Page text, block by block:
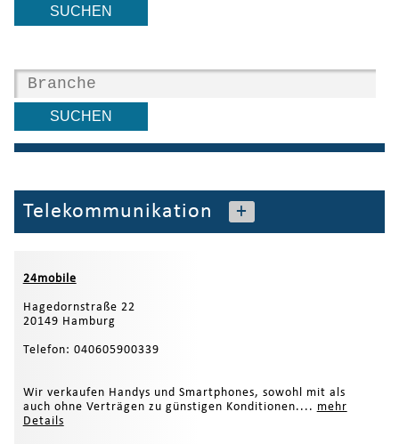
Telekommunikation +
24mobile
Hagedornstraße 22
20149 Hamburg
Telefon: 040605900339
Wir verkaufen Handys und Smartphones, sowohl mit als
auch ohne Verträgen zu günstigen Konditionen.... mehr
Details